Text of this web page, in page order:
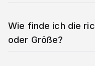
Wie finde ich die
oder Größe?